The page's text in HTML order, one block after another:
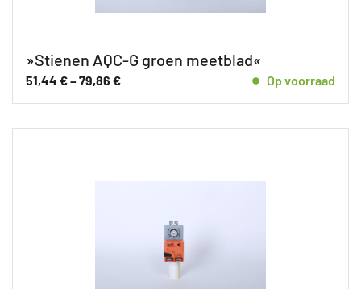
»Stienen AQC-G groen meetblad«
51,44 €–79,86 € Op voorraad